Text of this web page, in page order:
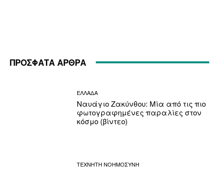
ΠΡΟΣΦΑΤΑ ΑΡΘΡΑ
ΕΛΛΑΔΑ
Ναυάγιο Ζακύνθου: Μία από τις πιο
φωτογραφημένες παραλίες στον
κόσμο (βίντεο)
ΤΕΧΝΗΤΗ ΝΟΗΜΟΣΥΝΗ